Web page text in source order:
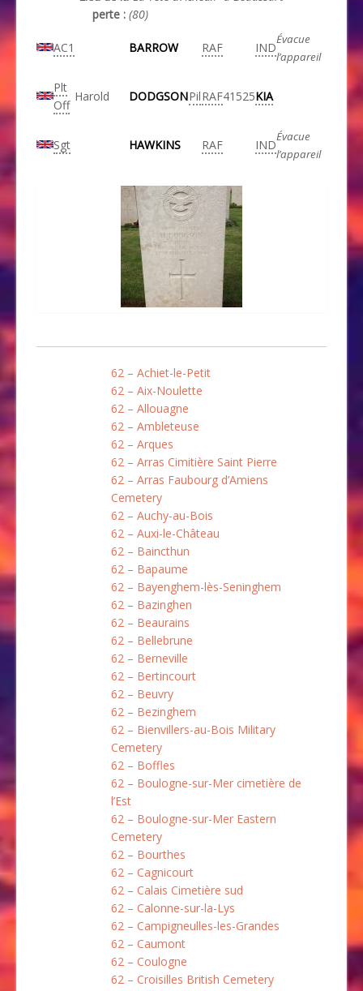
perte : (80)
AC1 BARROW RAF IND
Évacue
l’appareil
Plt
Off
Harold DODGSONPilRAF41525KIA
Sgt HAWKINS RAF IND
Évacue
l’appareil
62 – Achiet-le-Petit
62 – Aix-Noulette
62 – Allouagne
62 – Ambleteuse
62 – Arques
62 – Arras Cimitière Saint Pierre
62 – Arras Faubourg d’Amiens
Cemetery
62 – Auchy-au-Bois
62 – Auxi-le-Château
62 – Baincthun
62 – Bapaume
62 – Bayenghem-lès-Seninghem
62 – Bazinghen
62 – Beaurains
62 – Bellebrune
62 – Berneville
62 – Bertincourt
62 – Beuvry
62 – Bezinghem
62 – Bienvillers-au-Bois Military
Cemetery
62 – Boffles
62 – Boulogne-sur-Mer cimetière de
l’Est
62 – Boulogne-sur-Mer Eastern
Cemetery
62 – Bourthes
62 – Cagnicourt
62 – Calais Cimetière sud
62 – Calonne-sur-la-Lys
62 – Campigneulles-les-Grandes
62 – Caumont
62 – Coulogne
62 – Croisilles British Cemetery